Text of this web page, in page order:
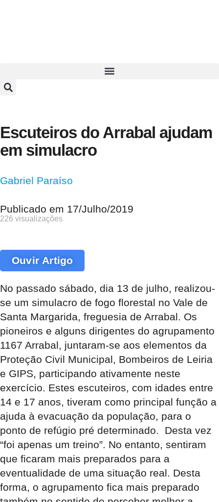
Escuteiros do Arrabal ajudam
em simulacro
Gabriel Paraíso
Publicado em 17/Julho/2019
226 visualizações
Ouvir Artigo
No passado sábado, dia 13 de julho, realizou-
se um simulacro de fogo florestal no Vale de
Santa Margarida, freguesia de Arrabal. Os
pioneiros e alguns dirigentes do agrupamento
1167 Arrabal, juntaram-se aos elementos da
Proteção Civil Municipal, Bombeiros de Leiria
e GIPS, participando ativamente neste
exercício. Estes escuteiros, com idades entre
14 e 17 anos, tiveram como principal função a
ajuda à evacuação da população, para o
ponto de refúgio pré determinado. Desta vez
“foi apenas um treino”. No entanto, sentiram
que ficaram mais preparados para a
eventualidade de uma situação real. Desta
forma, o agrupamento fica mais preparado